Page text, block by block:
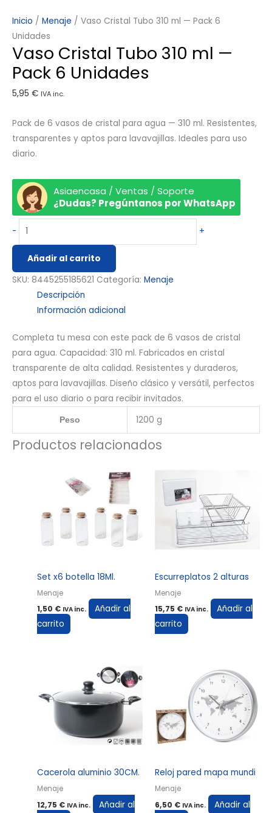
Inicio / Menaje / Vaso Cristal Tubo 310 ml — Pack 6
Unidades
Vaso Cristal Tubo 310 ml —
Pack 6 Unidades
5,95 € IVA inc.
Pack de 6 vasos de cristal para agua — 310 ml. Resistentes,
transparentes y aptos para lavavajillas. Ideales para uso
diario.
Asiaencasa / Ventas / Soporte
¿Dudas? Pregúntanos por WhatsApp
- +
Añadir al carrito
SKU: 8445255185621 Categoría: Menaje
Descripción
Información adicional
Completa tu mesa con este pack de 6 vasos de cristal
para agua. Capacidad: 310 ml. Fabricados en cristal
transparente de alta calidad. Resistentes y duraderos,
aptos para lavavajillas. Diseño clásico y versátil, perfectos
para el uso diario o para recibir invitados.
Peso 1200 g
Productos relacionados
Set x6 botella 18Ml.
Menaje
1,50 € IVA inc.
Añadir al
carrito
Escurreplatos 2 alturas
Menaje
15,75 € IVA inc.
Añadir al
carrito
Cacerola aluminio 30CM.
Menaje
12,75 € IVA inc.
Añadir al
Reloj pared mapa mundi
Menaje
6,50 € IVA inc.
Añadir al